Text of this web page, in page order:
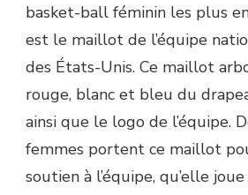
basket-ball féminin les plus
est le maillot de l’équipe
des États-Unis. Ce maillot
rouge, blanc et bleu du
ainsi que le logo de l’équipe.
femmes portent ce maillot
soutien à l’équipe, qu’elle